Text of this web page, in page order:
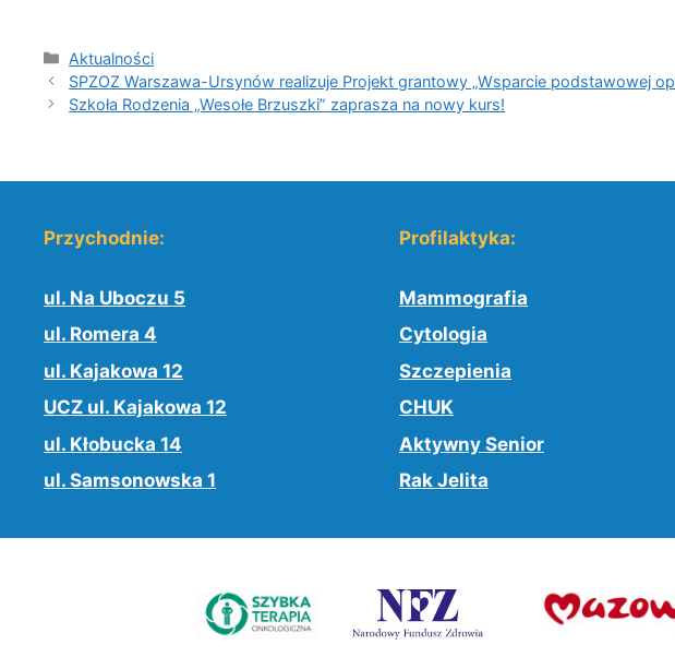
Kategorie
Aktualności
SPZOZ Warszawa-Ursynów realizuje Projekt grantowy „Wsparcie podstawowej
Szkoła Rodzenia „Wesołe Brzuszki” zaprasza na nowy kurs!
Przychodnie:
ul. Na Uboczu 5
ul. Romera 4
ul. Kajakowa 12
UCZ ul. Kajakowa 12
ul. Kłobucka 14
ul. Samsonowska 1
Profilaktyka:
Mammografia
Cytologia
Szczepienia
CHUK
Aktywny Senior
Rak Jelita